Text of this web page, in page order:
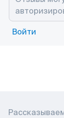
Войти